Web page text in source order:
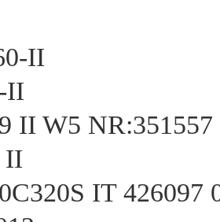
II
II
II W5 NR:351557
II
IT 426097